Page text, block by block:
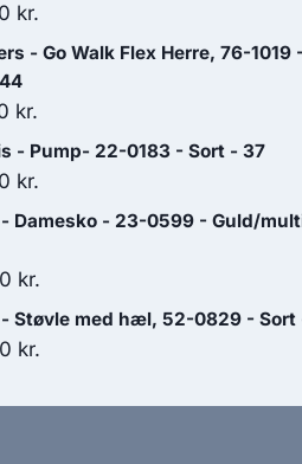
kr.
- Go Walk Flex Herre, 76-1019
kr.
- Pump- 22-0183 - Sort - 37
kr.
- Damesko - 23-0599 - Guld/
kr.
- Støvle med hæl, 52-0829 - Sort
kr.